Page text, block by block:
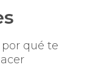
qué te